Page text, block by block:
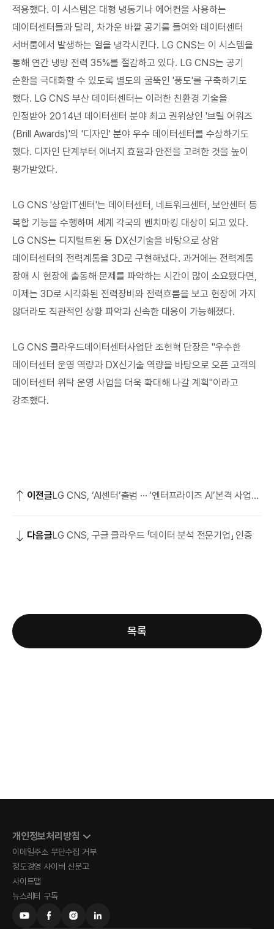
적용했다. 이 시스템은 대형 냉동기나 에어컨을 사용하는
데이터센터들과 달리, 차가운 바깥 공기를 들여와 데이터센터
서버룸에서 발생하는 열을 냉각시킨다. LG CNS는 이 시스템을
통해 연간 냉방 전력 35%를 절감하고 있다. LG CNS는 공기
순환을 극대화할 수 있도록 별도의 굴뚝인 '풍도'를 구축하기도
했다. LG CNS 부산 데이터센터는 이러한 친환경 기술을
인정받아 2014년 데이터센터 분야 최고 권위상인 '브릴 어워즈
(Brill Awards)'의 '디자인' 분야 우수 데이터센터를 수상하기도
했다. 디자인 단계부터 에너지 효율과 안전을 고려한 것을 높이
평가받았다.
LG CNS '상암IT센터'는 데이터센터, 네트워크센터, 보안센터 등
복합 기능을 수행하며 세계 각국의 벤치마킹 대상이 되고 있다.
LG CNS는 디지털트윈 등 DX신기술을 바탕으로 상암
데이터센터의 전력계통을 3D로 구현해냈다. 과거에는 전력계통
장애 시 현장에 출동해 문제를 파악하는 시간이 많이 소요됐다면,
이제는 3D로 시각화된 전력장비와 전력흐름을 보고 현장에 가지
않더라도 직관적인 상황 파악과 신속한 대응이 가능해졌다.
LG CNS 클라우드데이터센터사업단 조헌혁 단장은 "우수한
데이터센터 운영 역량과 DX신기술 역량을 바탕으로 오픈 고객의
데이터센터 위탁 운영 사업을 더욱 확대해 나갈 계획"이라고
강조했다.
이전글LG CNS, ‘AI센터’출범 ··· ‘엔터프라이즈 AI’본격 사업
다음글LG CNS, 구글 클라우드 「데이터 분석 전문기업」 인증
목록
개인정보처리방침
이메일주소 무단수집 거부
정도경영 사이버 신문고
사이트맵
뉴스레터 구독